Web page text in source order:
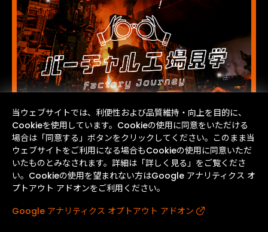
当ウェブサイトでは、利便性および品質維持・向上を目的に、
Cookieを使用しています。Cookieの使用に同意をいただける
場合は「同意する」ボタンをクリックしてください。このまま当
ウェブサイトをご利用になる場合もCookieの使用に同意いただ
いたものとみなされます。詳細は「詳しく見る」をご覧くださ
い。Cookieの使用を望まれない方はGoogle アナリティクス オ
プトアウト アドオンをご利用ください。
Google アナリティクス オプトアウト アドオン